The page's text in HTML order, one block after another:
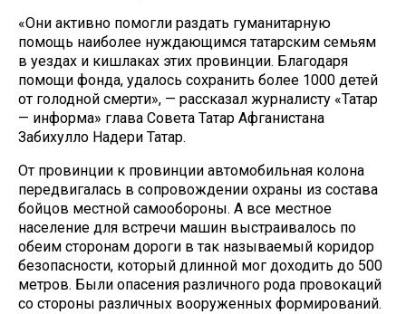
«Они активно помогли раздать гуманитарную
помощь наиболее нуждающимся татарским семьям
в уездах и кишлаках этих провинции. Благодаря
помощи фонда, удалось сохранить более 1000 детей
от голодной смерти», — рассказал журналисту «Татар
— информа» глава Совета Татар Афганистана
Забихулло Надери Татар.
От провинции к провинции автомобильная колона
передвигалась в сопровождении охраны из состава
бойцов местной самообороны. А все местное
население для встречи машин выстраивалось по
обеим сторонам дороги в так называемый коридор
безопасности, который длинной мог доходить до 500
метров. Были опасения различного рода провокаций
со стороны различных вооруженных формирований.